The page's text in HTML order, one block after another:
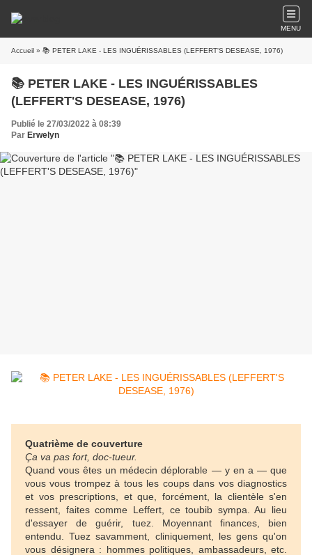
MENU
Accueil » 📚 PETER LAKE - LES INGUÉRISSABLES (LEFFERT'S DESEASE, 1976)
📚 PETER LAKE - LES INGUÉRISSABLES
(LEFFERT'S DESEASE, 1976)
Publié le 27/03/2022 à 08:39
Par Erwelyn
Quatrième de couverture
Ça va pas fort, doc-tueur.
Quand vous êtes un médecin déplorable — y en a — que
vous vous trompez à tous les coups dans vos diagnostics
et vos prescriptions, et que, forcément, la clientèle s'en
ressent, faites comme Leffert, ce toubib sympa. Au lieu
d'essayer de guérir, tuez. Moyennant finances, bien
entendu. Tuez savamment, cliniquement, les gens qu'on
vous désignera : hommes politiques, ambassadeurs, etc.